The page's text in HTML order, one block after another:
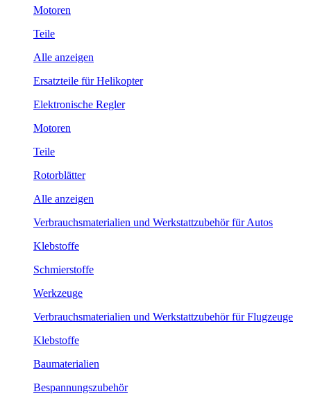
Motoren
Teile
Alle anzeigen
Ersatzteile für Helikopter
Elektronische Regler
Motoren
Teile
Rotorblätter
Alle anzeigen
Verbrauchsmaterialien und Werkstattzubehör für Autos
Klebstoffe
Schmierstoffe
Werkzeuge
Verbrauchsmaterialien und Werkstattzubehör für Flugzeuge
Klebstoffe
Baumaterialien
Bespannungszubehör